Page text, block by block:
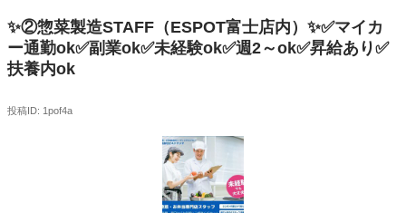
✨②惣菜製造STAFF（ESPOT富士店内）✨✅マイカ
ー通勤ok✅副業ok✅未経験ok✅週2～ok✅昇給あり✅
扶養内ok
投稿ID: 1pof4a